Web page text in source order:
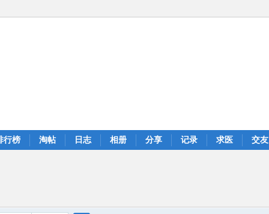
行榜 淘帖 日志 相册 分享 记录 求医 交友